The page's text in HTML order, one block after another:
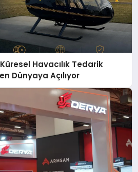
Havacılık Tedarik
Dünyaya Açılıyor